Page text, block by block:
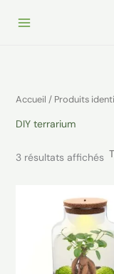
Accueil / Produits
DIY terrarium
3 résultats affichés